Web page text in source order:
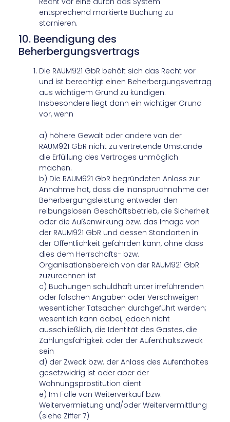
entsprechend markierte Buchung zu
stornieren.
10. Beendigung des
Beherbergungsvertrags
Die RAUM921 GbR behält sich das Recht vor
und ist berechtigt einen Beherbergungsvertrag
aus wichtigem Grund zu kündigen.
Insbesondere liegt dann ein wichtiger Grund
vor, wenn
a) höhere Gewalt oder andere von der
RAUM921 GbR nicht zu vertretende Umstände
die Erfüllung des Vertrages unmöglich
machen.
b) Die RAUM921 GbR begründeten Anlass zur
Annahme hat, dass die Inanspruchnahme der
Beherbergungsleistung entweder den
reibungslosen Geschäftsbetrieb, die Sicherheit
oder die Außenwirkung bzw. das Image von
der RAUM921 GbR und dessen Standorten in
der Öffentlichkeit gefährden kann, ohne dass
dies dem Herrschafts- bzw.
Organisationsbereich von der RAUM921 GbR
zuzurechnen ist
c) Buchungen schuldhaft unter irreführenden
oder falschen Angaben oder Verschweigen
wesentlicher Tatsachen durchgeführt werden;
wesentlich kann dabei, jedoch nicht
ausschließlich, die Identität des Gastes, die
Zahlungsfähigkeit oder der Aufenthaltszweck
sein
d) der Zweck bzw. der Anlass des Aufenthaltes
gesetzwidrig ist oder aber der
Wohnungsprostitution dient
e) Im Falle von Weiterverkauf bzw.
Weitervermietung und/oder Weitervermittlung
(siehe Ziffer 7)